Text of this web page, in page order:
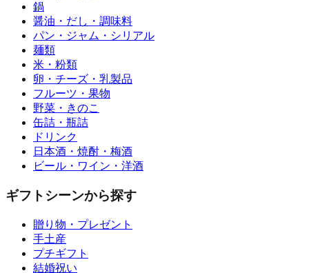
鍋
醤油・だし・調味料
パン・ジャム・シリアル
麺類
米・粉類
卵・チーズ・乳製品
フルーツ・果物
野菜・きのこ
缶詰・瓶詰
ドリンク
日本酒・焼酎・梅酒
ビール・ワイン・洋酒
ギフトシーンから探す
贈り物・プレゼント
手土産
プチギフト
結婚祝い